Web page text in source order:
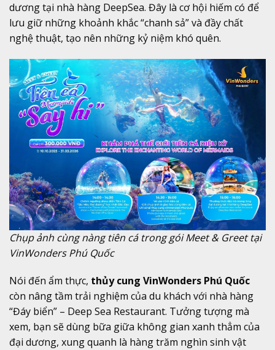
dương tại nhà hàng DeepSea. Đây là cơ hội hiếm có để
lưu giữ những khoảnh khắc “chanh sả” và đầy chất
nghệ thuật, tạo nên những kỷ niệm khó quên.
Chụp ảnh cùng nàng tiên cá trong gói Meet & Greet tại
VinWonders Phú Quốc
Nói đến ẩm thực, thủy cung VinWonders Phú Quốc
còn nâng tầm trải nghiệm của du khách với nhà hàng
“Đáy biển” – Deep Sea Restaurant. Tưởng tượng mà
xem, bạn sẽ dùng bữa giữa không gian xanh thẳm của
đại dương, xung quanh là hàng trăm nghìn sinh vật